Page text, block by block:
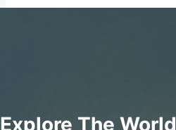
Explore The World